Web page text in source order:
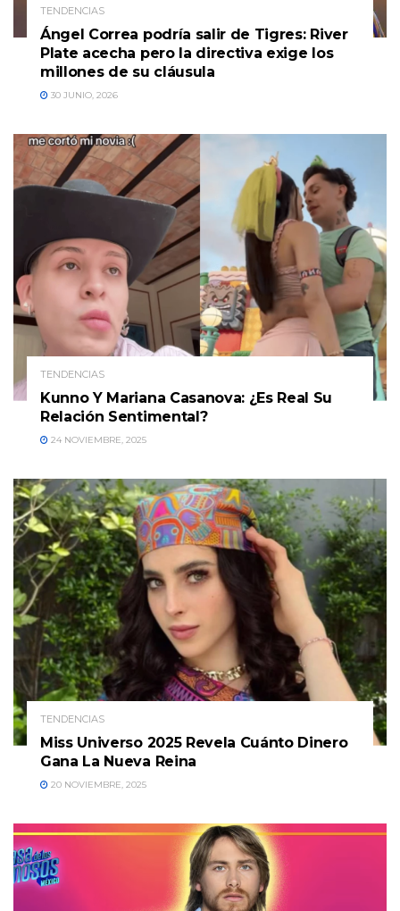
TENDENCIAS
Ángel Correa podría salir de Tigres: River
Plate acecha pero la directiva exige los
millones de su cláusula
30 JUNIO, 2026
TENDENCIAS
Kunno Y Mariana Casanova: ¿Es Real Su
Relación Sentimental?
24 NOVIEMBRE, 2025
TENDENCIAS
Miss Universo 2025 Revela Cuánto Dinero
Gana La Nueva Reina
20 NOVIEMBRE, 2025